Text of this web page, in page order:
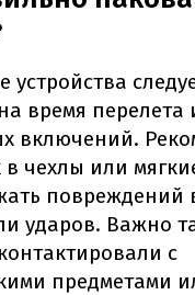
устройства
время
включений.
в чехлы или
повреждений
ударов. Важно
с
предметами